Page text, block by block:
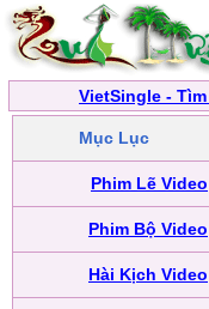
VietSingle -
Mục Lục
Phim Lẽ Video
Phim Bộ Video
Hài Kịch Video